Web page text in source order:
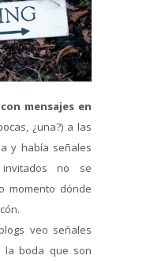
mensajes en
¿una?) a las
y había señales
no se
momento dónde
veo señales
la boda que son